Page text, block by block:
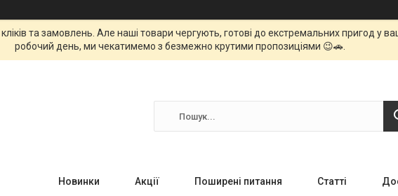
та замовлень. Але наші товари чергують, готові до екстремальних пригод у
робочий день, ми чекатимемо з безмежно крутими пропозиціями 😉🚗.
Новинки Акції Поширені питання Статті